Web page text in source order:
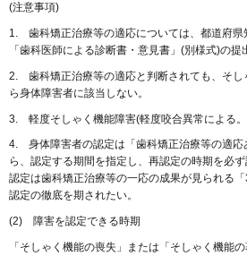
(注意事項)
1. 歯科矯正治療等の適応については、都道府県
「歯科医師による診断書・意見書」(別様式)の提
2. 歯科矯正治療等の適応と判断されても、そし
ら身体障害者に該当しない。
3. 軽度そしゃく機能障害(軽度咬合異常による。
4. 身体障害者の認定は「歯科矯正治療等の適応
ら、認定する期間を指定し、再認定の時期を必
認定は歯科矯正治療等の一応の成果が見られる
認定の徹底を期されたい。
(2) 障害を認定できる時期
「そしゃく機能の喪失」または「そしゃく機能